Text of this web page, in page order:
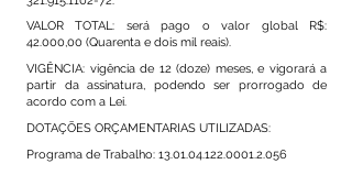
VALOR TOTAL: será pago o valor global R$:
42.000,00 (Quarenta e dois mil reais).
VIGÊNCIA: vigência de 12 (doze) meses, e vigorará a
partir da assinatura, podendo ser prorrogado de
acordo com a Lei.
DOTAÇÕES ORÇAMENTARIAS UTILIZADAS:
Programa de Trabalho: 13.01.04.122.0001.2.056